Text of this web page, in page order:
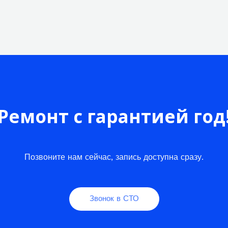
с гарантией
Позвоните нам сейчас, запись доступна сразу.
Звонок в СТО